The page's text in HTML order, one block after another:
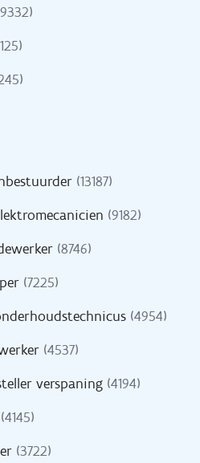
(13187)
(9182)
(8746)
(7225)
(4954)
(4537)
verspaning (4194)
(4145)
(3722)